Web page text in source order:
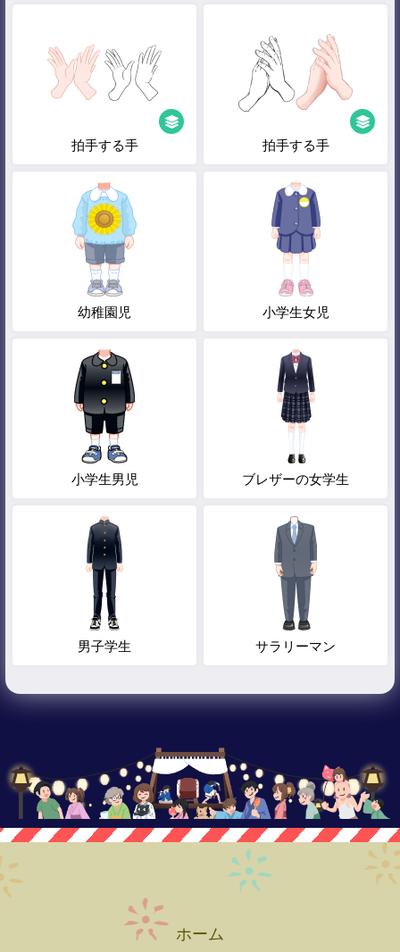
拍手する手 拍手する手
幼稚園児 小学生女児
小学生男児 ブレザーの女学生
男子学生 サラリーマン
ホーム